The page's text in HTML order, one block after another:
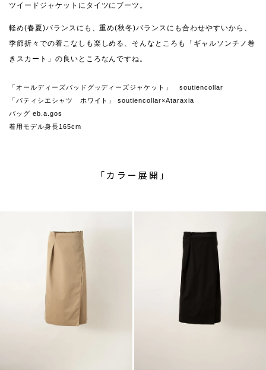
ツイードジャケットにタイツにブーツ。
軽め(春夏)バランスにも、重め(秋冬)バランスにも合わせやすいから、
季節折々での着こなしも楽しめる、そんなところも「ギャルソンチノ巻
きスカート」の良いところなんですね。
「オールディーズバッドグッディーズジャケット」 soutiencollar
「パティシエシャツ ホワイト」 soutiencollar×Ataraxia
バッグ eb.a.gos
着用モデル身長165cm
「カラー展開」